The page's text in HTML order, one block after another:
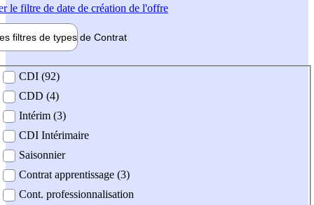
le filtre de date de création de l'offre
filtres de types de Contrat
contrat
CDI (92)
CDD (4)
Intérim (3)
CDI Intérimaire
Saisonnier
Contrat apprentissage (3)
Cont. professionnalisation